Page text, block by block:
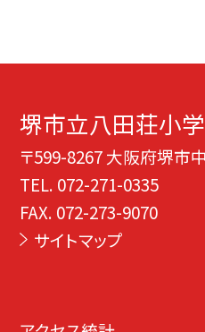
堺市立八田荘小
〒599-8267 大阪府堺市
TEL. 072-271-0335
FAX. 072-273-9070
サイトマップ